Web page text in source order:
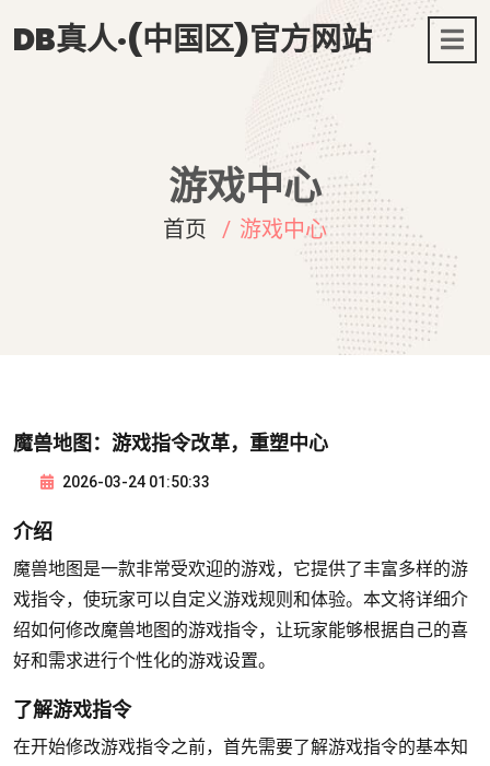
DB真人·(中国区)官方网站
游戏中心
首页 游戏中心
魔兽地图：游戏指令改革，重塑中心
2026-03-24 01:50:33
介绍
魔兽地图是一款非常受欢迎的游戏，它提供了丰富多样的游
戏指令，使玩家可以自定义游戏规则和体验。本文将详细介
绍如何修改魔兽地图的游戏指令，让玩家能够根据自己的喜
好和需求进行个性化的游戏设置。
了解游戏指令
在开始修改游戏指令之前，首先需要了解游戏指令的基本知